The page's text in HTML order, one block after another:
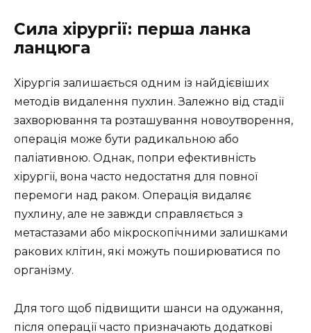
Сила хірургії: перша ланка
ланцюга
Хірургія залишається одним із найдієвіших
методів видалення пухлин. Залежно від стадії
захворювання та розташування новоутворення,
операція може бути радикальною або
паліативною. Однак, попри ефективність
хірургії, вона часто недостатня для повної
перемоги над раком. Операція видаляє
пухлину, але не завжди справляється з
метастазами або мікроскопічними залишками
ракових клітин, які можуть поширюватися по
організму.
Для того щоб підвищити шанси на одужання,
після операції часто призначають додаткові